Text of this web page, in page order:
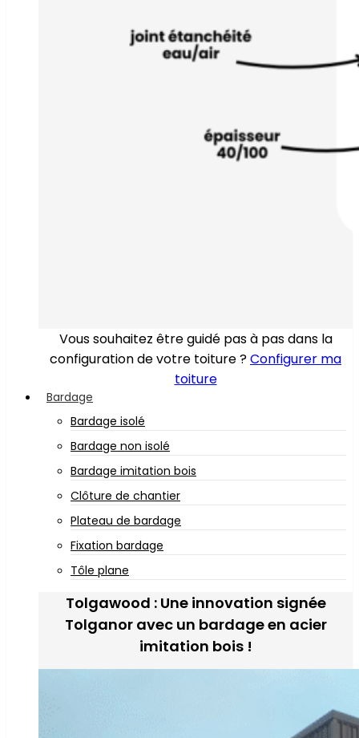
Vous souhaitez être guidé pas à pas dans la
configuration de votre toiture ?Configurer ma
toiture
Bardage
Bardage isolé
Bardage non isolé
Bardage imitation bois
Clôture de chantier
Plateau de bardage
Fixation bardage
Tôle plane
Tolgawood : Une innovation signée
Tolganor avec un bardage en acier
imitation bois !